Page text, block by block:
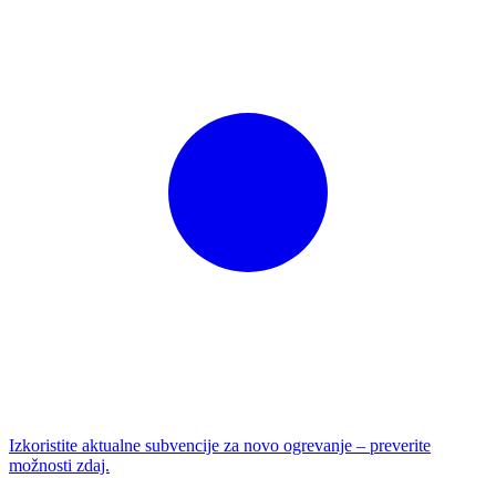
Izkoristite aktualne subvencije za novo ogrevanje – preverite
možnosti zdaj.